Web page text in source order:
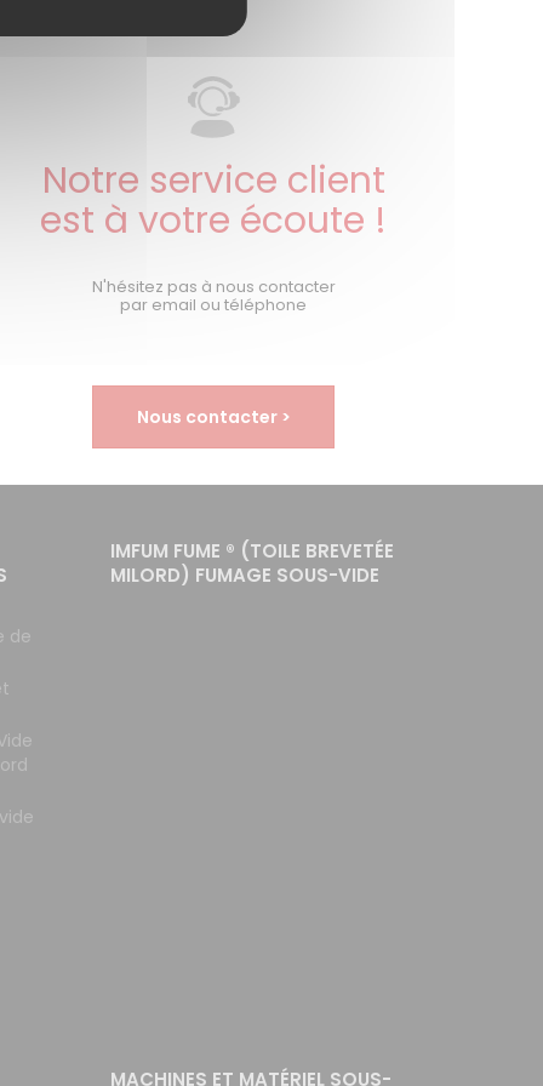
Notre service client
est à votre écoute !
N'hésitez pas à nous contacter
par email ou téléphone
Nous contacter >
de
IMFUM FUME ® (TOILE BREVETÉE
MILORD) FUMAGE SOUS-VIDE
MACHINES ET MATÉRIEL SOUS-